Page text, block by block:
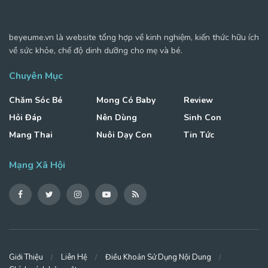
beyeume.vn là website tổng hợp về kinh nghiệm, kiến thức hữu ích
về sức khỏe, chế độ dinh dưỡng cho mẹ và bé.
Chuyên Mục
Chăm Sóc Bé
Hỏi Đáp
Mang Thai
Mong Có Baby
Nên Dùng
Nuôi Dạy Con
Review
Sinh Con
Tin Tức
Mạng Xã Hội
Giới Thiệu Liên Hệ
Điều Khoản Sử Dụng Nội Dung